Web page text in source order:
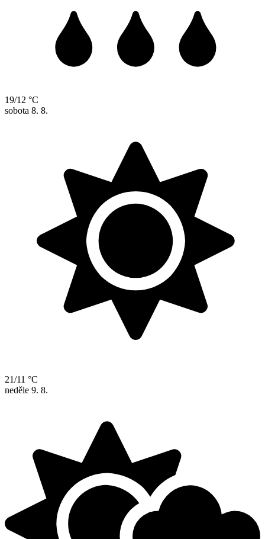
19/12 °C
sobota 8. 8.
21/11 °C
neděle 9. 8.